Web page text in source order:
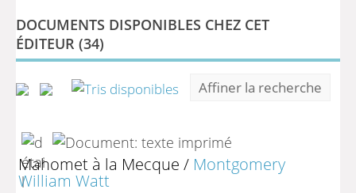
DOCUMENTS DISPONIBLES CHEZ CET
ÉDITEUR (34)
Affiner la recherche
Mahomet à la Mecque / Montgomery
William Watt